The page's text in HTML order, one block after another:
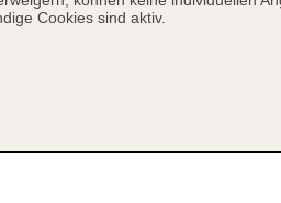
Cookies sind aktiv.